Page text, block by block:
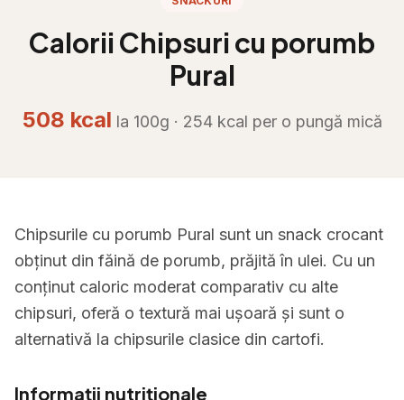
Calorii Chipsuri cu porumb
Pural
508 kcal la 100g · 254kcal per o pungă mică
Chipsurile cu porumb Pural sunt un snack crocant
obținut din făină de porumb, prăjită în ulei. Cu un
conținut caloric moderat comparativ cu alte
chipsuri, oferă o textură mai ușoară și sunt o
alternativă la chipsurile clasice din cartofi.
Informații nutriționale